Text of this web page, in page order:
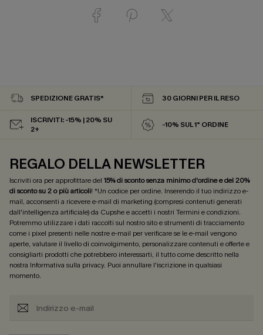
SPEDIZIONE GRATIS* 30 GIORNI PER IL RESO
ISCRIVITI: -15% | 20% SU
2+
-10% SUL 1° ORDINE
REGALO DELLA NEWSLETTER
Iscriviti ora per approfittare del 15% di sconto senza minimo d'ordine e del 20%
di sconto su 2 o più articoli! *Un codice per ordine. Inserendo il tuo indirizzo e-
mail, acconsenti a ricevere e-mail di marketing (compresi contenuti generati
dall'intelligenza artificiale) da Cupshe e accetti i nostri Termini e condizioni.
Potremmo utilizzare i dati raccolti sul nostro sito e strumenti di tracciamento
come i pixel presenti nelle nostre e-mail per verificare se le e-mail vengono
aperte, valutare il livello di coinvolgimento, personalizzare contenuti e offerte e
consigliarti prodotti che potrebbero interessarti, il tutto come descritto nella
nostra Informativa sulla privacy. Puoi annullare l'iscrizione in qualsiasi
momento.